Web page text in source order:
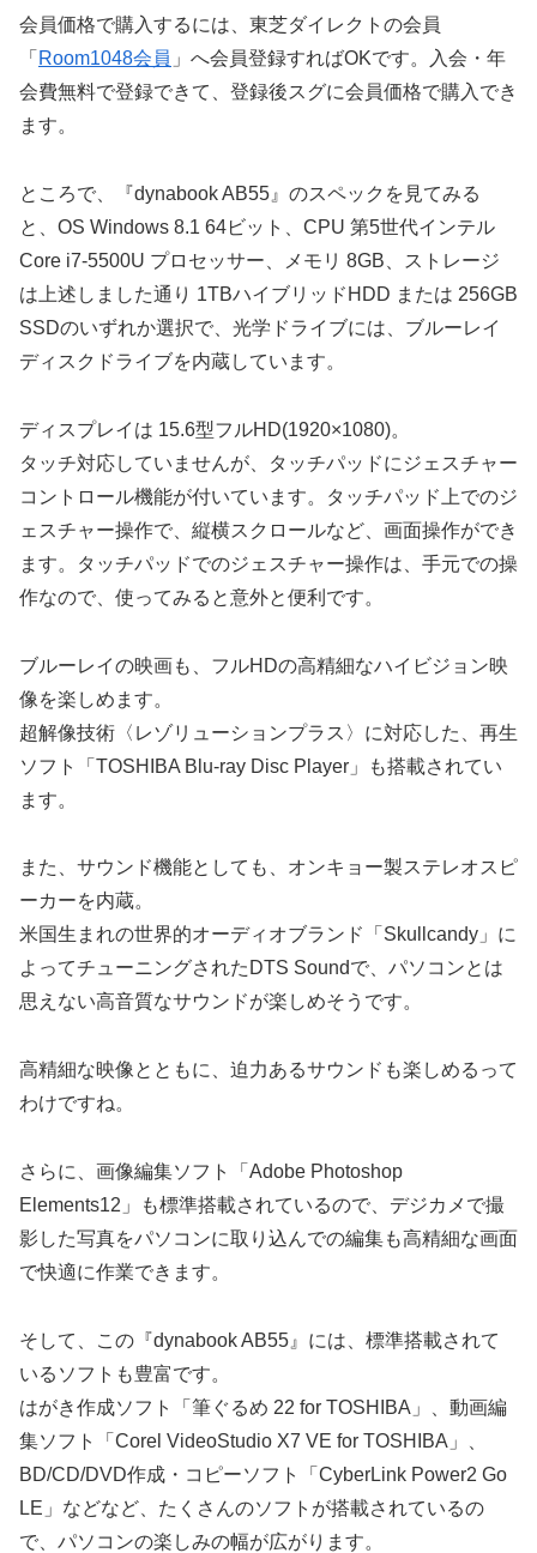
会員価格で購入するには、東芝ダイレクトの会員
「 Room1048会員 」へ会員登録すればOKです。入会・年
会費無料で登録できて、登録後スグに会員価格で購入でき
ます。
ところで、『dynabook AB55』のスペックを見てみる
と、OS Windows 8.1 64ビット、CPU 第5世代インテル
Core i7-5500U プロセッサー、メモリ 8GB、ストレージ
は上述しました通り 1TBハイブリッドHDD または 256GB
SSDのいずれか選択で、光学ドライブには、ブルーレイ
ディスクドライブを内蔵しています。
ディスプレイは 15.6型フルHD(1920×1080)。
タッチ対応していませんが、タッチパッドにジェスチャー
コントロール機能が付いています。タッチパッド上でのジ
ェスチャー操作で、縦横スクロールなど、画面操作ができ
ます。タッチパッドでのジェスチャー操作は、手元での操
作なので、使ってみると意外と便利です。
ブルーレイの映画も、フルHDの高精細なハイビジョン映
像を楽しめます。
超解像技術〈レゾリューションプラス〉に対応した、再生
ソフト「TOSHIBA Blu-ray Disc Player」も搭載されてい
ます。
また、サウンド機能としても、オンキョー製ステレオスピ
ーカーを内蔵。
米国生まれの世界的オーディオブランド「Skullcandy」に
よってチューニングされたDTS Soundで、パソコンとは
思えない高音質なサウンドが楽しめそうです。
高精細な映像とともに、迫力あるサウンドも楽しめるって
わけですね。
さらに、画像編集ソフト「Adobe Photoshop
Elements12」も標準搭載されているので、デジカメで撮
影した写真をパソコンに取り込んでの編集も高精細な画面
で快適に作業できます。
そして、この『dynabook AB55』には、標準搭載されて
いるソフトも豊富です。
はがき作成ソフト「筆ぐるめ 22 for TOSHIBA」、動画編
集ソフト「Corel VideoStudio X7 VE for TOSHIBA」、
BD/CD/DVD作成・コピーソフト「CyberLink Power2 Go
LE」などなど、たくさんのソフトが搭載されているの
で、パソコンの楽しみの幅が広がります。